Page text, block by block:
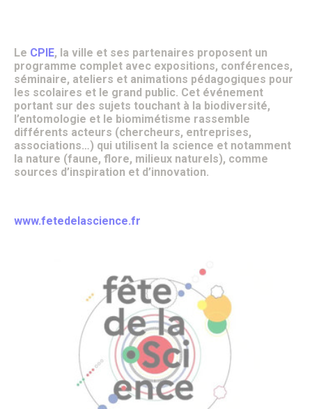
Office de tourisme
Vous êtes un nouvel habitant
Patrimoine & Histoire
Senlis, son histoire
Patrimoine architectural
Pays d’Art & d’Histoire
Les journées Européennes du Patrimoine
Le Sentier des Faubourgs de Senlis
Senlis, ville de Cinéma – Infos pratiques
Fonds de dotation
Kiosques
PARCOURS – Sur les traces de la Grande Guerre
Lettre aux Senlisiens
Passeport du civisme
Signaler un problème de distribution
LA MAIRIE
Discours du Maire
Vie de la municipalité
Le CPIE, la ville et ses partenaires proposent un
programme complet avec expositions, conférences,
séminaire, ateliers et animations pédagogiques pour
les scolaires et le grand public. Cet événement
portant sur des sujets touchant à la biodiversité,
l’entomologie et le biomimétisme rassemble
différents acteurs (chercheurs, entreprises,
associations…) qui utilisent la science et notamment
la nature (faune, flore, milieux naturels), comme
sources d’inspiration et d’innovation.
www.fetedelascience.fr